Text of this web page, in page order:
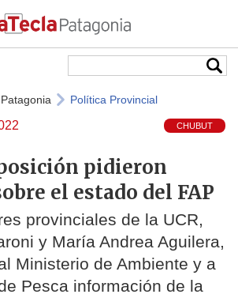
Política Provincial
CHUBUT
pidieron
el estado del FAP
provinciales de la UCR,
y María Andrea Aguilera,
Ministerio de Ambiente y a
Pesca información de la